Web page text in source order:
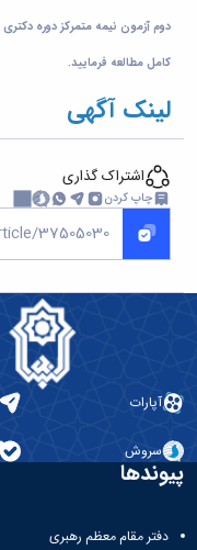
کامل مطالعه فرمایید.
​​​​​​​لینک آگهی
اشتراک گذاری
چاپ کردن
آپارات
سروش
پیوندها
دفتر مقام معظم رهبری